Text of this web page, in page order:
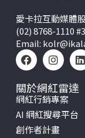
愛卡拉互動媒體
(02) 8768-1110
Email:
關於網紅雷達
網紅行銷專案
AI 網紅搜尋平台
創作者計畫